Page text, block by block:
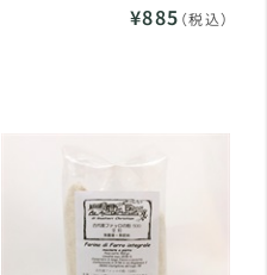
¥885 （税込）